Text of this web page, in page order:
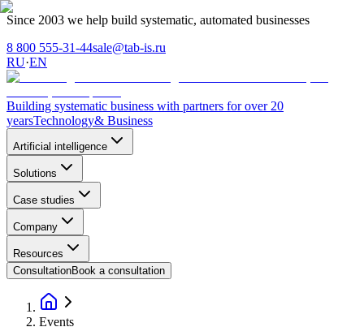
Since 2003 we help build systematic, automated businesses
8 800 555-31-44sale@tab-is.ru
RU·EN
Building systematic business with partners for over 20
yearsTechnology& Business
Artificial intelligence
Solutions
Case studies
Company
Resources
ConsultationBook a consultation
Events